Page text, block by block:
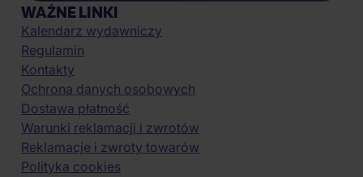
WAŻNE LINKI
Kalendarz wydawniczy
Regulamin
Kontakty
Ochrona danych osobowych
Dostawa płatność
Warunki reklamacji i zwrotów
Reklamacje i zwroty towarów
Polityka cookies